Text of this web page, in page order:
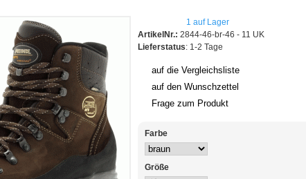
1 auf Lager
ArtikelNr.: 2844-46-br-46 - 11 UK
Lieferstatus: 1-2 Tage
auf die Vergleichsliste
auf den Wunschzettel
Frage zum Produkt
Farbe
Größe